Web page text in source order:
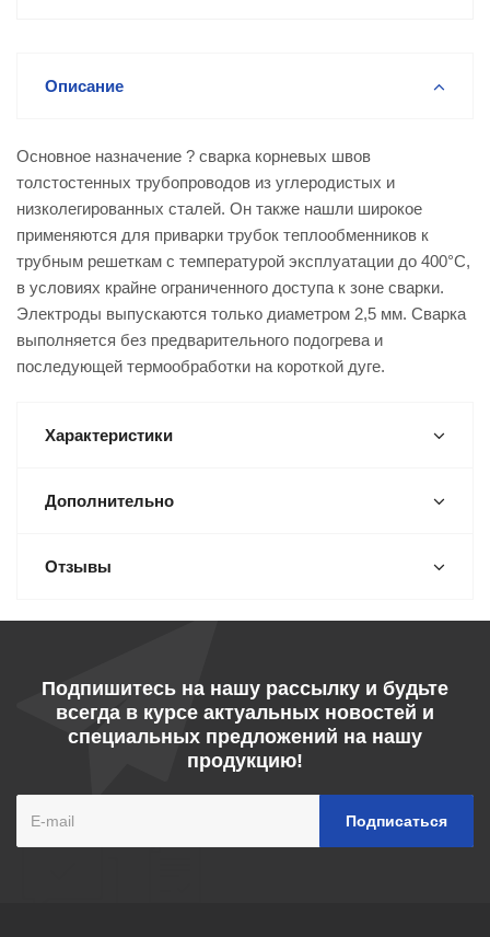
Описание
Основное назначение ? сварка корневых швов
толстостенных трубопроводов из углеродистых и
низколегированных сталей. Он также нашли широкое
применяются для приварки трубок теплообменников к
трубным решеткам с температурой эксплуатации до 400°С,
в условиях крайне ограниченного доступа к зоне сварки.
Электроды выпускаются только диаметром 2,5 мм. Сварка
выполняется без предварительного подогрева и
последующей термообработки на короткой дуге.
Характеристики
Дополнительно
Отзывы
Подпишитесь на нашу рассылку и будьте
всегда в курсе актуальных новостей и
специальных предложений на нашу
продукцию!